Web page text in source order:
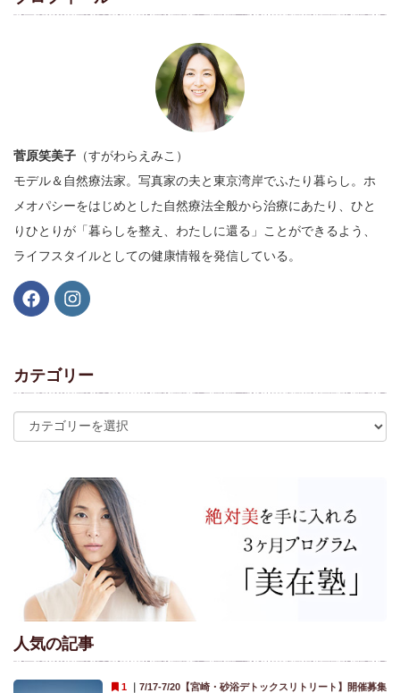
菅原笑美子 （すがわらえみこ）
モデル＆自然療法家。写真家の夫と東京湾岸でふたり暮らし。ホ
メオパシーをはじめとした自然療法全般から治療にあたり、ひと
りひとりが「暮らしを整え、わたしに還る」ことができるよう、
ライフスタイルとしての健康情報を発信している。
カテゴリー
人気の記事
｜ 7/17-7/20【宮崎・砂浴デトックスリトリート】開催募集